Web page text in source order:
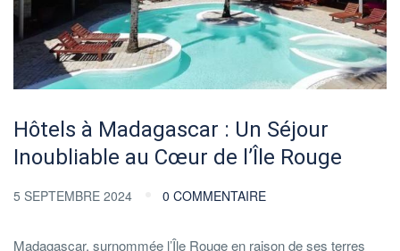
Hôtels à Madagascar : Un Séjour
Inoubliable au Cœur de l’Île Rouge
5 SEPTEMBRE 2024 0 COMMENTAIRE
Madagascar, surnommée l’Île Rouge en raison de ses terres